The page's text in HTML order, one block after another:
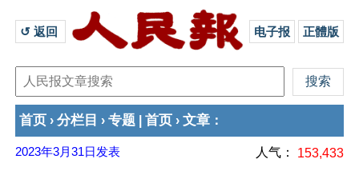
↺ 返回 电子报 正體版
首页 › 分栏目 › 专题 首页 › 文章 ：
2023年3月31日 发表 人气： 153,433